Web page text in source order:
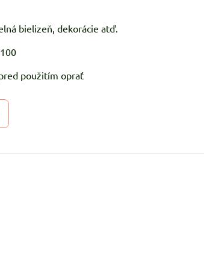
bielizeň, dekorácie atď.
použitím oprať